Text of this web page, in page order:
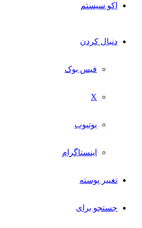
اکو سیستم
دنبال کردن
فیس بوک
X
یوتیوب
اینستاگرام
تغییر پوسته
جستجو برای